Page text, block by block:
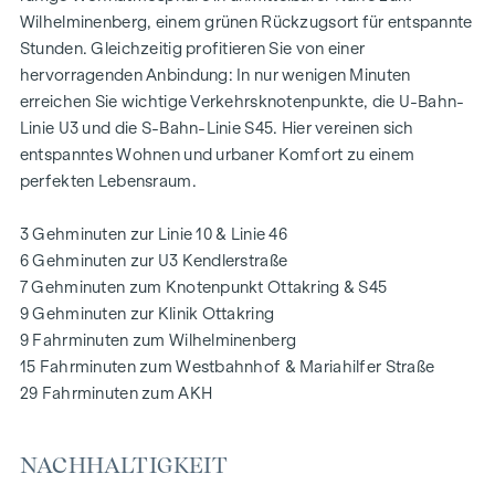
einzigartiger Rückzugsort für alle Generationen. Hier trifft
Natur auf urbanes Wohnen und schafft eine
außergewöhnliche Lebensqualität.
Die Gemeinschaftsplätze mit Bänken und Tischen laden
zum entspannten Ver-weilen ein und bieten einen
naturnahen Treffpunkt für alle Generationen. Ein
einladender Kinderspielbereich bietet unbeschwerte
Wohnanlage, sodass die Kinder sorgenfrei und sicher
spielen können. Bei der Planung wurde besonderer Wert auf
nachhaltige Materialien gelegt.
Die exklusive Nutzung durch die BewohnerInnen macht
diese Innenhof-Ruheoase zu einem besonderen Asset des
Projekts und sorgt für eine außer-gewöhnliche
Wilhelminenberg, einem grünen Rückzugsort für entspannte
Stunden. Gleichzeitig profitieren Sie von einer
hervorragenden Anbindung: In nur wenigen Minuten
erreichen Sie wichtige Verkehrsknotenpunkte, die U-Bahn-
Linie U3 und die S-Bahn-Linie S45. Hier vereinen sich
entspanntes Wohnen und urbaner Komfort zu einem
perfekten Lebensraum.
3 Gehminuten zur Linie 10 & Linie 46
6 Gehminuten zur U3 Kendlerstraße
7 Gehminuten zum Knotenpunkt Ottakring & S45
9 Gehminuten zur Klinik Ottakring
9 Fahrminuten zum Wilhelminenberg
15 Fahrminuten zum Westbahnhof & Mariahilfer Straße
29 Fahrminuten zum AKH
NACHHALTIGKEIT